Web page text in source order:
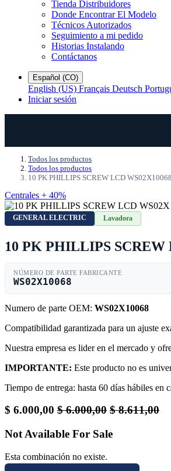
Tienda Distribuidores
Donde Encontrar El Modelo
Técnicos Autorizados
Seguimiento a mi pedido
Historias Instalando
Contáctanos
Español (CO)
English (US) Français Deutsch
Iniciar sesión
Todos los productos
Todos los productos
10 PK PHILLIPS SCREW LCD
Centrales + 40%
GENERAL ELECTRIC Lavadora
10 PK PHILLIPS SCREW
NÚMERO DE PARTE FABRICANTE
WS02X10068
Numero de parte OEM: WS02X10068
Compatibilidad garantizada para un ajuste
Nuestra empresa es lider en el mercado y
IMPORTANTE: Este producto no es
Tiempo de entrega: hasta 60 días hábiles en
$ 6.000,00 $6.000,00 $8.611,00
Not Available For Sale
Esta combinación no existe.